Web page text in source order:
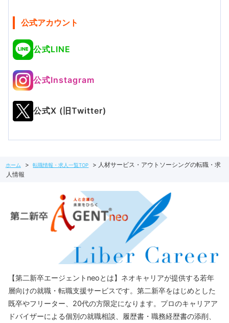
公式アカウント
公式LINE
公式Instagram
公式X (旧Twitter)
ホーム 転職情報・求人一覧TOP
人材サービス・アウトソーシングの転職・求
人情報
【第二新卒エージェントneoとは】ネオキャリアが提供する若年
層向けの就職・転職支援サービスです。第二新卒をはじめとした
既卒やフリーター、20代の方限定になります。プロのキャリアア
ドバイザーによる個別の就職相談、履歴書・職務経歴書の添削、